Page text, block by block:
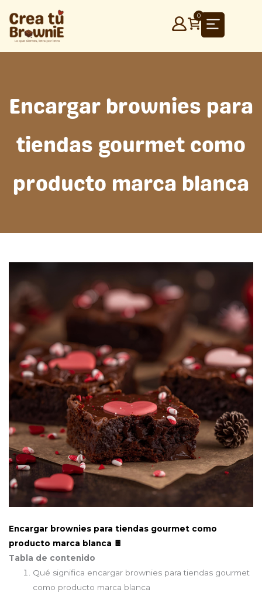
contenido
0
Encargar brownies para
tiendas gourmet como
producto marca blanca
Encargar brownies para tiendas gourmet como
producto marca blanca 🍫
Tabla de contenido
Qué significa encargar brownies para tiendas gourmet
como producto marca blanca